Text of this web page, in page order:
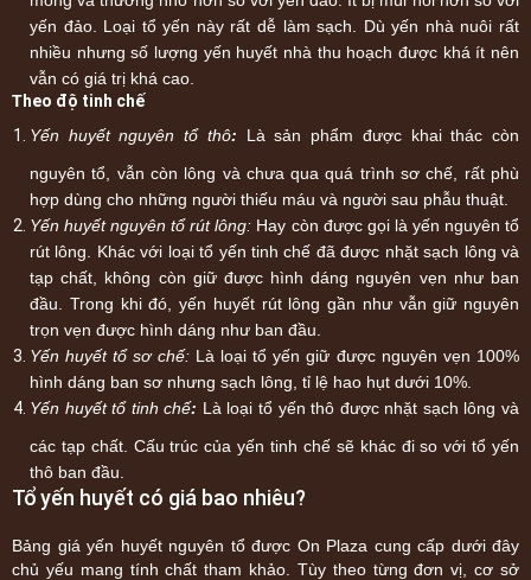
yến đảo. Loại tổ yến này rất dễ làm sạch. Dù yến nhà nuôi rất
nhiều nhưng số lượng yến huyết nhà thu hoạch được khá ít nên
vẫn có giá trị khá cao.
Theo độ tinh chế
Yến huyết nguyên tổ thô: Là sản phẩm được khai thác còn
nguyên tổ, vẫn còn lông và chưa qua quá trình sơ chế, rất phù
hợp dùng cho những người thiếu máu và người sau phẫu thuật.
Yến huyết nguyên tổ rút lông: Hay còn được gọi là yến nguyên tổ
rút lông. Khác với loại tổ yến tinh chế đã được nhặt sạch lông và
tạp chất, không còn giữ được hình dáng nguyên vẹn như ban
đầu. Trong khi đó, yến huyết rút lông gần như vẫn giữ nguyên
trọn vẹn được hình dáng như ban đầu.
Yến huyết tổ sơ chế:Là loại tổ yến giữ được nguyên vẹn 100%
hình dáng ban sơ nhưng sạch lông, tỉ lệ hao hụt dưới 10%.
Yến huyết tổ tinh chế: Là loại tổ yến thô được nhặt sạch lông và
các tạp chất. Cấu trúc của yến tinh chế sẽ khác đi so với tổ yến
thô ban đầu.
Tổ yến huyết có giá bao nhiêu?
Bảng giá yến huyết nguyên tổ được On Plaza cung cấp dưới đây
chủ yếu mang tính chất tham khảo. Tùy theo từng đơn vị, cơ sở